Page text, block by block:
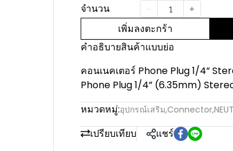
จำนวน
เพิ่มลงตะกร้า
คำอธิบายสินค้าแบบย่อ
คอนเนคเตอร์ Phone Plug 1/4”
Phone Plug 1/4” (6.35mm)
หมวดหมู่:อุปกรณ์เสริม,Connector,
เปรียบเทียบ แชร์